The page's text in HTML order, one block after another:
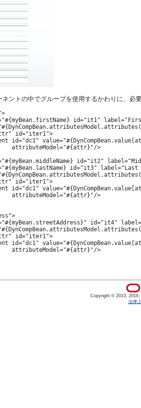
ネントの中でグループを使用するかわりに、
id="it1"
id="iter1">
id="dc1"
attributeModel="#{attr}"/>
id="it2"
id="it3" label="Last
id="iter1">
id="dc1"
attributeModel="#{attr}"/>
id="it4"
id="iter1">
id="dc1"
attributeModel="#{attr}"/>
Copyright © 2013,
法律